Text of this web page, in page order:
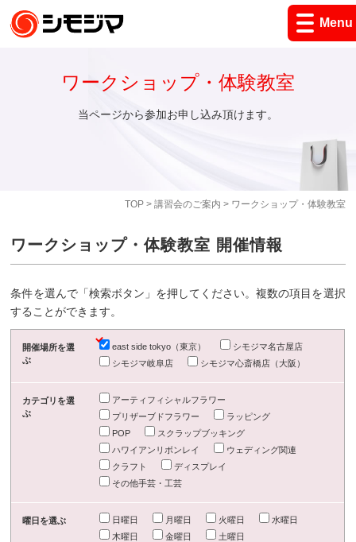
Menu
TOP> 講習会のご案内 > ワークショップ・体験教室
ワークショップ・体験教室
当ページから参加お申し込み頂けます。
ワークショップ・体験教室 開催情報
条件を選んで「検索ボタン」を押してください。複数の項目を選択
することができます。
開催場所を選
ぶ
east side tokyo（東京）
シモジマ名古屋店
シモジマ岐阜店
シモジマ心斎橋店（大阪）
カテゴリを選
ぶ
アーティフィシャルフラワー
プリザーブドフラワー
ラッピング
POP
スクラップブッキング
ハワイアンリボンレイ
ウェディング関連
クラフト
ディスプレイ
その他手芸・工芸
曜日を選ぶ 日曜日 月曜日 火曜日
水曜日
木曜日
金曜日 土曜日